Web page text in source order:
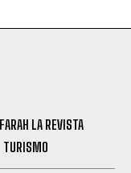
FARAH LA REVISTA
TURISMO